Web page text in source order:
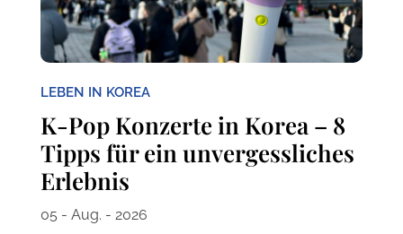
LEBEN IN KOREA
K-Pop Konzerte in Korea – 8
Tipps für ein unvergessliches
Erlebnis
05 - Aug. - 2026